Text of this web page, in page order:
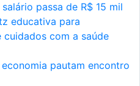
passa de R$ 15 mil
educativa para
cuidados com a saúde
pautam encontro